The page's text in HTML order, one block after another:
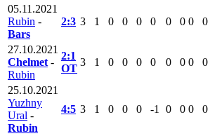
05.11.2021
Rubin -
Bars
2:3 3 1 0 0 0 0 0 0 0 0
27.10.2021
Chelmet -
Rubin
2:1
ОТ
3 1 0 0 0 0 0 0 0 0
25.10.2021
Yuzhny
Ural -
Rubin
4:5 3 1 0 0 0 -1 0 0 0 0